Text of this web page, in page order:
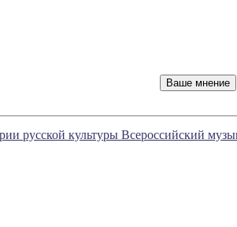
русской культуры Всероссийский